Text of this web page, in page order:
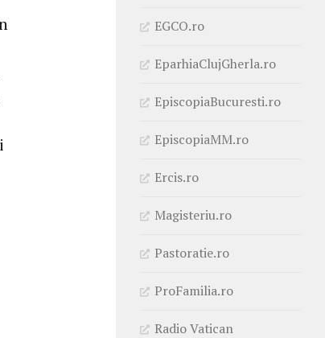
EGCO.ro
EparhiaClujGherla.ro
EpiscopiaBucuresti.ro
EpiscopiaMM.ro
Ercis.ro
Magisteriu.ro
Pastoratie.ro
ProFamilia.ro
Radio Vatican